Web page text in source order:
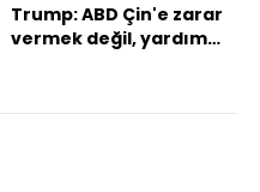
Trump: ABD Çin'e zarar
vermek değil, yardım